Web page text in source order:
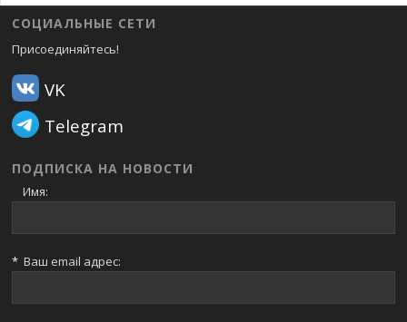
СОЦИАЛЬНЫЕ СЕТИ
Присоединяйтесь!
VK
Telegram
ПОДПИСКА НА НОВОСТИ
Имя:
* Ваш email адрес: